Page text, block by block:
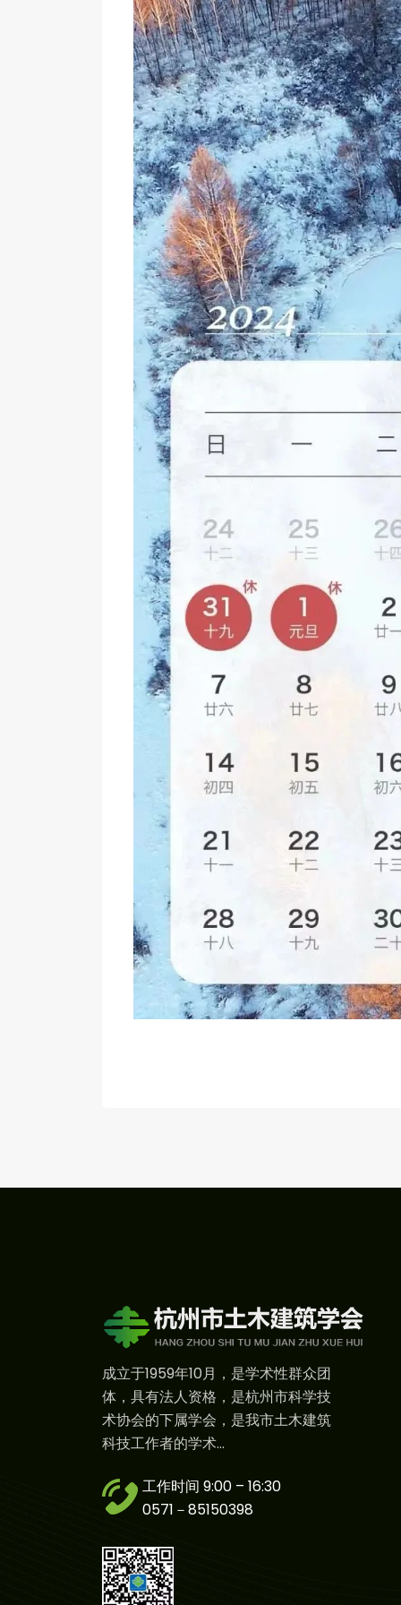
成立于1959年10月，是学术性群众团
体，具有法人资格，是杭州市科学技
术协会的下属学会，是我市土木建筑
科技工作者的学术...
工作时间 9:00 – 16:30
0571－85150398